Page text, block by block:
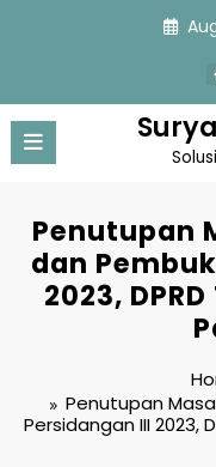
Penutupan
dan
2023,
Penutupan
Persidangan III 2023,